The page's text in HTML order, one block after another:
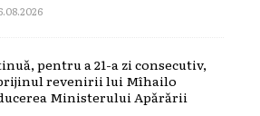
pentru a 21-a zi consecutiv,
revenirii lui Mîhailo
Ministerului Apărării